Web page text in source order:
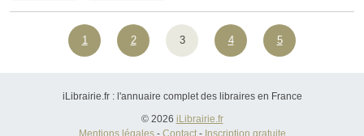
1 2 3 4 5
iLibrairie.fr : l'annuaire complet des libraires en France
© 2026 iLibrairie.fr
Mentions légales- Contact- Inscription gratuite